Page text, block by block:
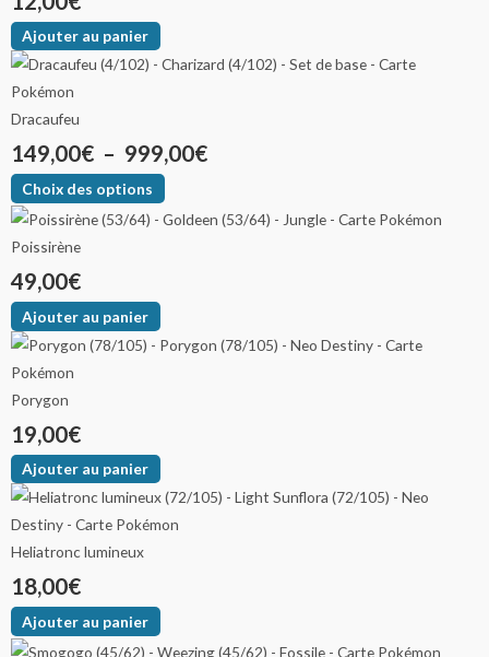
Ajouter au panier
Dracaufeu
149,00€ – 999,00€
Choix des options
Poissirène
49,00€
Ajouter au panier
Porygon
19,00€
Ajouter au panier
Heliatronc lumineux
18,00€
Ajouter au panier